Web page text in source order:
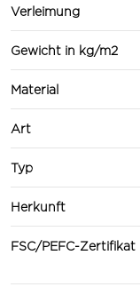
Verleimung
Gewicht in kg/m2
Material
Art
Typ
Herkunft
FSC/PEFC-Zertifikat